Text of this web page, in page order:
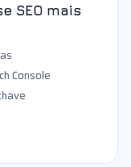
SEO mais
Console